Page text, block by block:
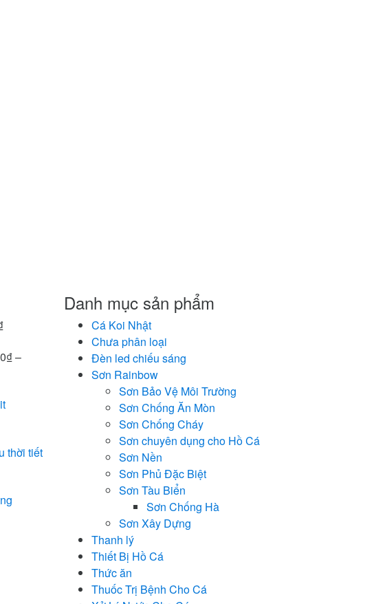
₫–
thời tiết
Danh mục sản phẩm
Cá Koi Nhật
Chưa phân loại
Đèn led chiếu sáng
Sơn Rainbow
Sơn Bảo Vệ Môi Trường
Sơn Chống Ăn Mòn
Sơn Chống Cháy
Sơn chuyên dụng cho Hồ Cá
Sơn Nền
Sơn Phủ Đặc Biệt
Sơn Tàu Biển
Sơn Chống Hà
Sơn Xây Dựng
Thanh lý
Thiết Bị Hồ Cá
Thức ăn
Thuốc Trị Bệnh Cho Cá